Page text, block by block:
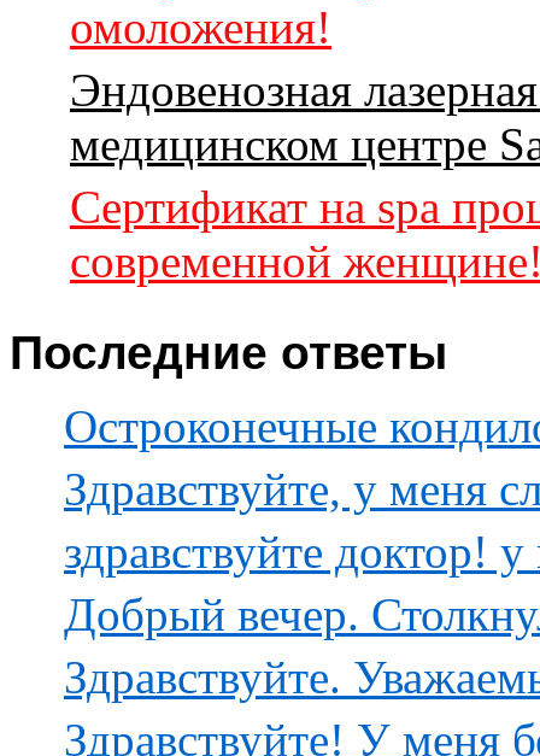
омоложения!
Эндовенозная
медицинском центре
Сертификат на spa
современной
Последние ответы
Остроконечные
Здравствуйте, у меня
здравствуйте доктор!
Добрый вечер.
Здравствуйте.
Здравствуйте! У меня